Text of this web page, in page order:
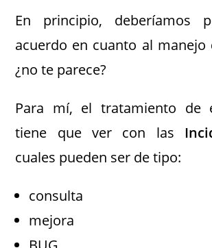
En principio, deberíamos
acuerdo en cuanto al manejo
¿no te parece?
Para mí, el tratamiento de
tiene que ver con las
cuales pueden ser de tipo:
consulta
mejora